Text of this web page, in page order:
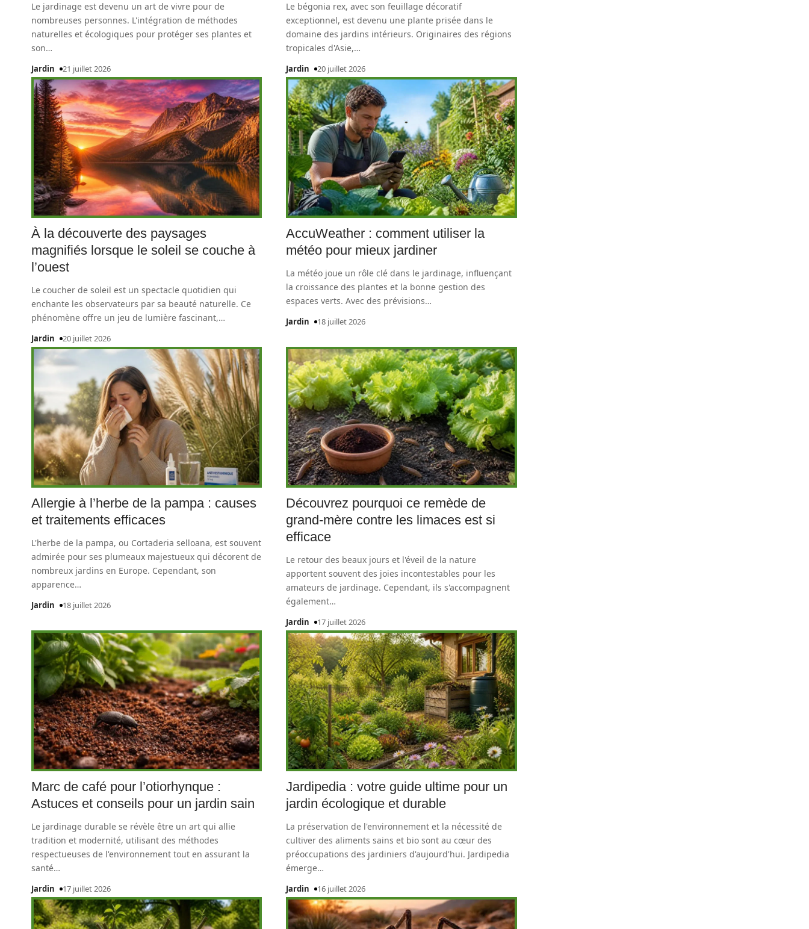
Le jardinage est devenu un art de vivre pour de
nombreuses personnes. L'intégration de méthodes
naturelles et écologiques pour protéger ses plantes et
son…
Jardin 21 juillet 2026
Le bégonia rex, avec son feuillage décoratif
exceptionnel, est devenu une plante prisée dans le
domaine des jardins intérieurs. Originaires des régions
tropicales d'Asie,…
Jardin 20 juillet 2026
À la découverte des paysages
magnifiés lorsque le soleil se couche à
l’ouest
Le coucher de soleil est un spectacle quotidien qui
enchante les observateurs par sa beauté naturelle. Ce
phénomène offre un jeu de lumière fascinant,…
Jardin 20 juillet 2026
AccuWeather : comment utiliser la
météo pour mieux jardiner
La météo joue un rôle clé dans le jardinage, influençant
la croissance des plantes et la bonne gestion des
espaces verts. Avec des prévisions…
Jardin 18 juillet 2026
Allergie à l’herbe de la pampa : causes
et traitements efficaces
L'herbe de la pampa, ou Cortaderia selloana, est souvent
admirée pour ses plumeaux majestueux qui décorent de
nombreux jardins en Europe. Cependant, son
apparence…
Jardin 18 juillet 2026
Découvrez pourquoi ce remède de
grand-mère contre les limaces est si
efficace
Le retour des beaux jours et l'éveil de la nature
apportent souvent des joies incontestables pour les
amateurs de jardinage. Cependant, ils s'accompagnent
également…
Jardin 17 juillet 2026
Marc de café pour l’otiorhynque :
Astuces et conseils pour un jardin sain
Le jardinage durable se révèle être un art qui allie
tradition et modernité, utilisant des méthodes
respectueuses de l'environnement tout en assurant la
santé…
Jardin 17 juillet 2026
Jardipedia : votre guide ultime pour un
jardin écologique et durable
La préservation de l'environnement et la nécessité de
cultiver des aliments sains et bio sont au cœur des
préoccupations des jardiniers d'aujourd'hui. Jardipedia
émerge…
Jardin 16 juillet 2026